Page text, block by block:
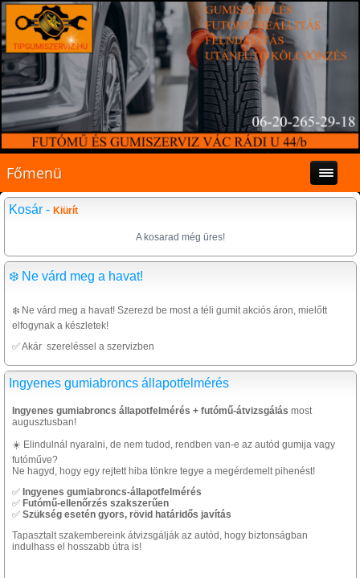
Főmenü
Kosár - Kiürít
A kosarad még üres!
❄️ Ne várd meg a havat!
❄️ Ne várd meg a havat! Szerezd be most a téli gumit akciós áron, mielőtt
elfogynak a készletek!
✅ Akár szereléssel a szervizben
Ingyenes gumiabroncs állapotfelmérés
Ingyenes gumiabroncs állapotfelmérés + futómű-átvizsgálás most
augusztusban!
☀️ Elindulnál nyaralni, de nem tudod, rendben van-e az autód gumija vagy
futóműve?
Ne hagyd, hogy egy rejtett hiba tönkre tegye a megérdemelt pihenést!
✅ Ingyenes gumiabroncs-állapotfelmérés
✅ Futómű-ellenőrzés szakszerűen
✅ Szükség esetén gyors, rövid határidős javítás
Tapasztalt szakembereink átvizsgálják az autód, hogy biztonságban
indulhass el hosszabb útra is!